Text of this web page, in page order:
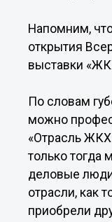
Напомним,
открытия
выставки
По словам
можно
«Отрасль ЖКХ
только тогда
деловые
отрасли, как
приобрели